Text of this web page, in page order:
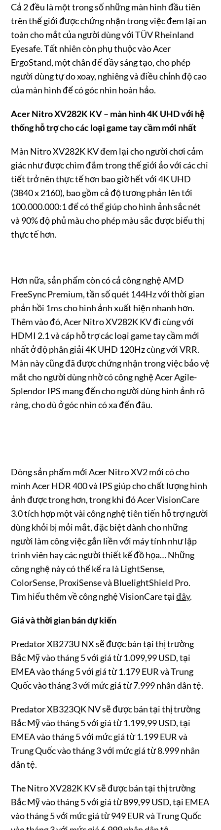
Cả 2 đều là một trong số những màn hình đầu tiên
trên thế giới được chứng nhận trong việc đem lại an
toàn cho mắt của người dùng với TÜV Rheinland
Eyesafe. Tất nhiên còn phụ thuộc vào Acer
ErgoStand, một chân đế đầy sáng tạo, cho phép
người dùng tự do xoay, nghiêng và điều chỉnh độ cao
của màn hình để có góc nhìn hoàn hảo.
Acer Nitro XV282K KV – màn hình 4K UHD với hệ
thống hỗtrợcho các loại game tay cầm mới nhất
Màn Nitro XV282K KV đem lại cho người chơi cảm
giác như được chìm đắm trong thế giới ảo với các chi
tiết trở nên thực tế hơn bao giờ hết với 4K UHD
(3840 x 2160), bao gồm cả độ tương phản lên tới
100.000.000:1 để có thể giúp cho hình ảnh sắc nét
và 90% độ phủ màu cho phép màu sắc được biểu thị
thực tế hơn.
Hơn nữa, sản phẩm còn có cả công nghệ AMD
FreeSync Premium, tần số quét 144Hz với thời gian
phản hồi 1ms cho hình ảnh xuất hiện nhanh hơn.
Thêm vào đó, Acer Nitro XV282K KV đi cùng với
HDMI 2.1 và cáp hỗ trợ các loại game tay cầm mới
nhất ở độ phân giải 4K UHD 120Hz cùng với VRR.
Màn này cũng đã được chứng nhận trong việc bảo vệ
mắt cho người dùng nhờ có công nghệ Acer Agile-
Splendor IPS mang đến cho người dùng hình ảnh rõ
ràng, cho dù ở góc nhìn có xa đến đâu.
Dòng sản phẩm mới Acer Nitro XV2 mới có cho
mình Acer HDR 400 và IPS giúp cho chất lượng hình
ảnh được trong hơn, trong khi đó Acer VisionCare
3.0 tích hợp một vài công nghệ tiên tiến hỗ trợ người
dùng khỏi bị mỏi mắt, đặc biệt dành cho những
người làm công việc gắn liền với máy tính như lập
trình viên hay các người thiết kế đồ họa… Những
công nghệ này có thể kể ra là LightSense,
ColorSense, ProxiSense và BluelightShield Pro.
Tìm hiểu thêm về công nghệ VisionCare tạiđây.
Giá và thời gian bán dựkiến
Predator XB273U NX sẽ được bán tại thị trường
Bắc Mỹ vào tháng 5 với giá từ 1.099,99 USD, tại
EMEA vào tháng 5 với giá từ 1.179 EUR và Trung
Quốc vào tháng 3 với mức giá từ 7.999 nhân dân tệ.
Predator XB323QK NV sẽ được bán tại thị trường
Bắc Mỹ vào tháng 5 với giá từ 1.199,99 USD, tại
EMEA vào tháng 5 với mức giá từ 1.199 EUR và
Trung Quốc vào tháng 3 với mức giá từ 8.999 nhân
dân tệ.
The Nitro XV282K KV sẽ được bán tại thị trường
Bắc Mỹ vào tháng 5 với giá từ 899,99 USD, tại EMEA
vào tháng 5 với mức giá từ 949 EUR và Trung Quốc